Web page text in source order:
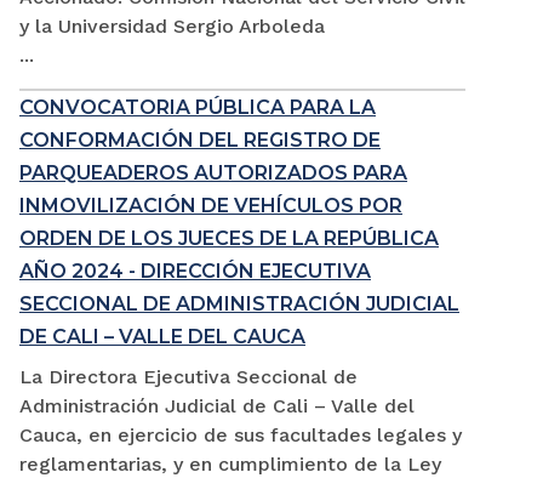
y la Universidad Sergio Arboleda
...
CONVOCATORIA PÚBLICA PARA LA
CONFORMACIÓN DEL REGISTRO DE
PARQUEADEROS AUTORIZADOS PARA
INMOVILIZACIÓN DE VEHÍCULOS POR
ORDEN DE LOS JUECES DE LA REPÚBLICA
AÑO 2024 - DIRECCIÓN EJECUTIVA
SECCIONAL DE ADMINISTRACIÓN JUDICIAL
DE CALI – VALLE DEL CAUCA
La Directora Ejecutiva Seccional de
Administración Judicial de Cali – Valle del
Cauca, en ejercicio de sus facultades legales y
reglamentarias, y en cumplimiento de la Ley